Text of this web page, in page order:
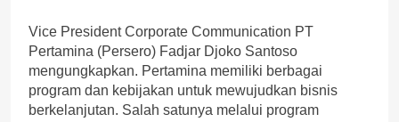
Vice President Corporate Communication PT
Pertamina (Persero) Fadjar Djoko Santoso
mengungkapkan. Pertamina memiliki berbagai
program dan kebijakan untuk mewujudkan bisnis
berkelanjutan. Salah satunya melalui program